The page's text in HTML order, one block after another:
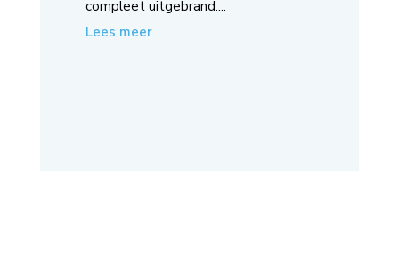
compleet uitgebrand....
Lees meer